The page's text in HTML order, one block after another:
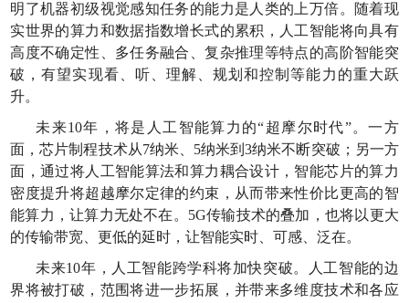
明了机器初级视觉感知任务的能力是人类的上万倍。随着现
实世界的算力和数据指数增长式的累积，人工智能将向具有
高度不确定性、多任务融合、复杂推理等特点的高阶智能突
破，有望实现看、听、理解、规划和控制等能力的重大跃
升。
未来10年，将是人工智能算力的“超摩尔时代”。一方
面，芯片制程技术从7纳米、5纳米到3纳米不断突破；另一方
面，通过将人工智能算法和算力耦合设计，智能芯片的算力
密度提升将超越摩尔定律的约束，从而带来性价比更高的智
能算力，让算力无处不在。5G传输技术的叠加，也将以更大
的传输带宽、更低的延时，让智能实时、可感、泛在。
未来10年，人工智能跨学科将加快突破。人工智能的边
界将被打破，范围将进一步拓展，并带来多维度技术和各应